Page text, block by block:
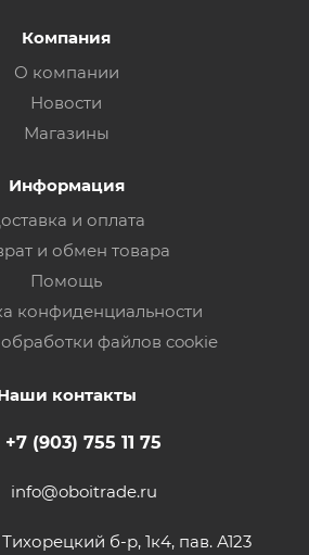
Компания
О компании
Новости
Магазины
Информация
и оплата
и обмен товара
Помощь
конфиденциальности
файлов cookie
контакты
+7 (903) 755 11 75
info@oboitrade.ru
б-р, 1к4, пав. А123